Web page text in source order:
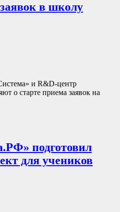
в школу
и R&D-центр
о старте приема заявок на
подготовил
для учеников